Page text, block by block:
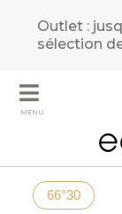
Outlet :
sélection
MENU
66°30